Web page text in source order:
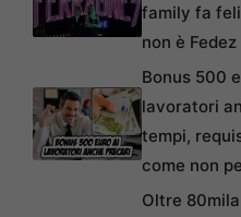
family fa
non è Fedez
Bonus 500
lavoratori
tempi,
come non
Oltre